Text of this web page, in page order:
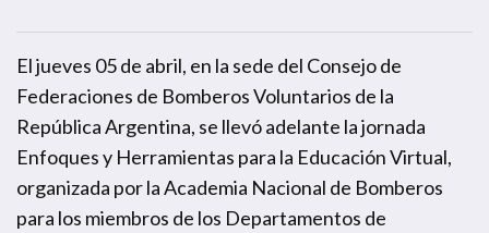
El jueves 05 de abril, en la sede del Consejo de
Federaciones de Bomberos Voluntarios de la
República Argentina, se llevó adelante la jornada
Enfoques y Herramientas para la Educación Virtual,
organizada por la Academia Nacional de Bomberos
para los miembros de los Departamentos de